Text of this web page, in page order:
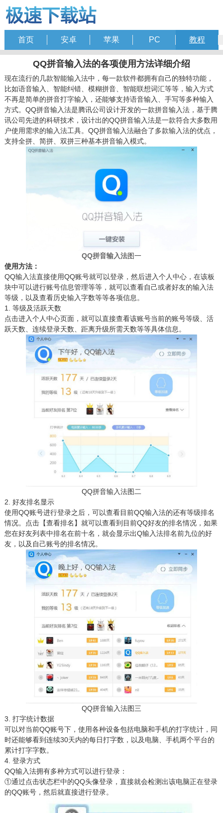
首页 安卓 苹果 PC 教程
QQ拼音输入法的各项使用方法详细介绍
现在流行的几款智能输入法中，每一款软件都拥有自己的独特功能，
比如语音输入、智能纠错、模糊拼音、智能联想词汇等等，输入方式
不再是简单的拼音打字输入，还能够支持语音输入、手写等多种输入
方式。QQ拼音输入法是腾讯公司设计开发的一款拼音输入法，基于腾
讯公司先进的科研技术，设计出的QQ拼音输入法是一款符合大多数用
户使用需求的输入法工具。QQ拼音输入法融合了多款输入法的优点，
支持全拼、简拼、双拼三种基本拼音输入模式。
QQ拼音输入法图一
使用方法：
QQ输入法直接使用QQ账号就可以登录，然后进入个人中心，在该板
块中可以进行账号信息管理等等，就可以查看自己或者好友的输入法
等级，以及查看历史输入字数等等各项信息。
1. 等级及活跃天数
点击进入个人中心页面，就可以直接查看该账号当前的账号等级、活
跃天数、连续登录天数、距离升级所需天数等等具体信息。
QQ拼音输入法图二
2. 好友排名显示
使用QQ账号进行登录之后，可以查看目前QQ输入法的还有等级排名
情况。点击【查看排名】就可以查看到目前QQ好友的排名情况，如果
您在好友列表中排名在前十名，就会显示出Q输入法排名前九位的好
友，以及自己账号的排名情况。
QQ拼音输入法图三
3. 打字统计数据
可以对当前QQ账号下，使用各种设备包括电脑和手机的打字统计，同
时还能够看到连续30天内的每日打字数，以及电脑、手机两个平台的
累计打字字数。
4. 登录方式
QQ输入法拥有多种方式可以进行登录：
①通过点击状态栏中的QQ头像登录，直接就会检测出该电脑正在登录
的QQ账号，然后就直接进行登录。